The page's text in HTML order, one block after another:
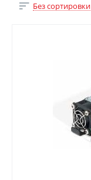
Без сортировки